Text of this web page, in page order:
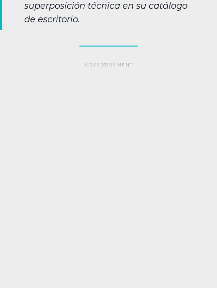
superposición técnica en su catálogo
de escritorio.